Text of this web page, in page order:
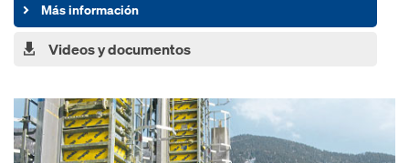
Más información
Videos y documentos